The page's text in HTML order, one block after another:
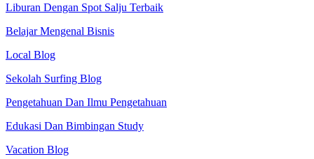
Liburan Dengan Spot Salju Terbaik
Belajar Mengenal Bisnis
Local Blog
Sekolah Surfing Blog
Pengetahuan Dan Ilmu Pengetahuan
Edukasi Dan Bimbingan Study
Vacation Blog